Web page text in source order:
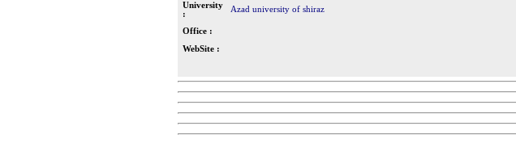
‌Azad university of shiraz
University
:
Office :
WebSite :